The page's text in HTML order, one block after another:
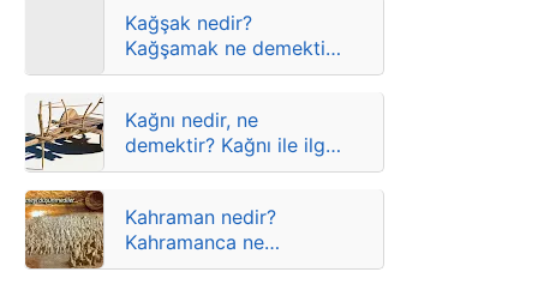
Kağşak nedir?
Kağşamak ne demektir?
Anlamları
Kağnı nedir, ne
demektir? Kağnı ile ilgili
atasözleri, deyimler ve
Kahraman nedir?
Kahramanca ne
demektir? Anlamları